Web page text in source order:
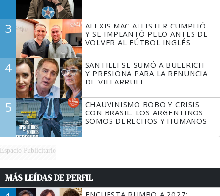
3
ALEXIS MAC ALLISTER CUMPLIÓ
Y SE IMPLANTÓ PELO ANTES DE
VOLVER AL FÚTBOL INGLÉS
4
SANTILLI SE SUMÓ A BULLRICH
Y PRESIONA PARA LA RENUNCIA
DE VILLARRUEL
5
CHAUVINISMO BOBO Y CRISIS
CON BRASIL: LOS ARGENTINOS
SOMOS DERECHOS Y HUMANOS
Espacio Publicitario
MÁS LEÍDAS DE PERFIL
ENCUESTA RUMBO A 2027: